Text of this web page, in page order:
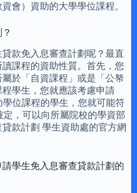
會）資助的大學學位課程。
款免入息審查計劃呢？最直
課程的資助性質。首先，您
於「自資課程」或是「公帑
學生，您就應該考慮申請
位課程的學生，您就可能符
，可以向所屬院校的學資部
款計劃 學生資助處的官方網
學生免入息審查貸款計劃的